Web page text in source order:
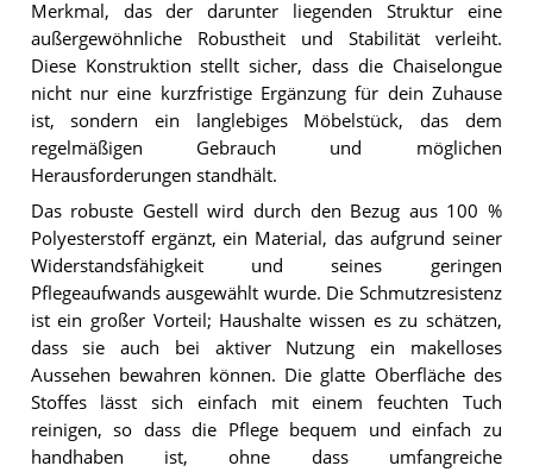
Merkmal, das der darunter liegenden Struktur eine
außergewöhnliche Robustheit und Stabilität verleiht.
Diese Konstruktion stellt sicher, dass die Chaiselongue
nicht nur eine kurzfristige Ergänzung für dein Zuhause
ist, sondern ein langlebiges Möbelstück, das dem
regelmäßigen Gebrauch und möglichen
Herausforderungen standhält.
Das robuste Gestell wird durch den Bezug aus 100 %
Polyesterstoff ergänzt, ein Material, das aufgrund seiner
Widerstandsfähigkeit und seines geringen
Pflegeaufwands ausgewählt wurde. Die Schmutzresistenz
ist ein großer Vorteil; Haushalte wissen es zu schätzen,
dass sie auch bei aktiver Nutzung ein makelloses
Aussehen bewahren können. Die glatte Oberfläche des
Stoffes lässt sich einfach mit einem feuchten Tuch
reinigen, so dass die Pflege bequem und einfach zu
handhaben ist, ohne dass umfangreiche